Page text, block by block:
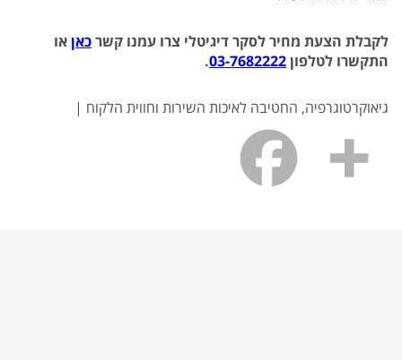
לקבלת הצעת מחיר לסקר דיגיטלי צרו עמנו קשרכאןאו
התקשרו לטלפון03-7682222
.
גיאוקרטוגרפיה, החטיבה לאיכות השירות וחווית הלקוח |